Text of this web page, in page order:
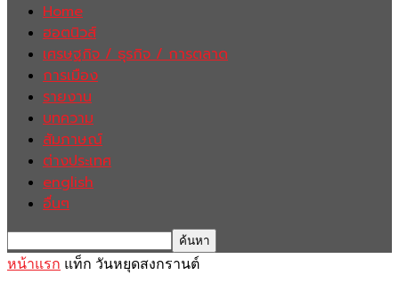
Home
ฮอตนิวส์
เศรษฐกิจ / ธุรกิจ / การตลาด
การเมือง
รายงาน
บทความ
สัมภาษณ์
ต่างประเทศ
english
อื่นๆ
หน้าแรก แท็ก วันหยุดสงกรานต์